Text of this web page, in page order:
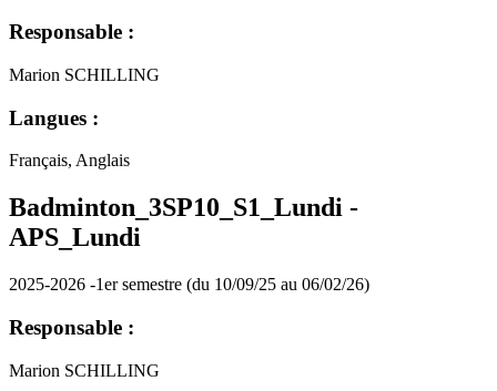
Responsable :
Marion SCHILLING
Langues :
Français, Anglais
Badminton_3SP10_S1_Lundi -
APS_Lundi
2025-2026 -1er semestre (du 10/09/25 au 06/02/26)
Responsable :
Marion SCHILLING